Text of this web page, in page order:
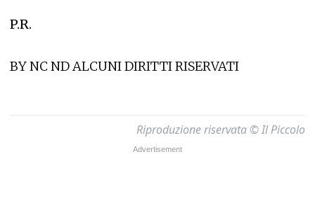
P.R.
BY NC ND ALCUNI DIRITTI RISERVATI
Riproduzione riservata © Il Piccolo